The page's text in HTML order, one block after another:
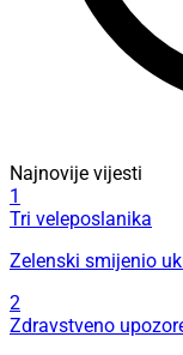
Najnovije vijesti
1
Tri veleposlanika
Zelenski smijenio
2
Zdravstveno